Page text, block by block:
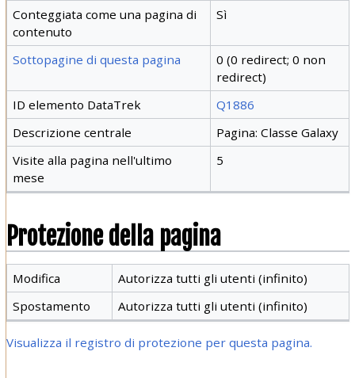
Conteggiata come una pagina di
contenuto
Sì
Sottopagine di questa pagina
0 (0 redirect; 0 non
redirect)
ID elemento DataTrek
Q1886
Descrizione centrale
Pagina: Classe Galaxy
Visite alla pagina nell'ultimo
mese
5
Protezione della pagina
Modifica
Autorizza tutti gli utenti (infinito)
Spostamento
Autorizza tutti gli utenti (infinito)
Visualizza il registro di protezione per questa pagina.